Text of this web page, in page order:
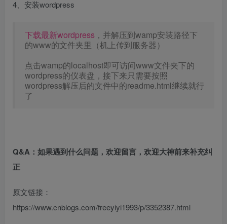
4、安装wordpress
下载最新wordpress ，并解压到wamp安装路径下
的www的文件夹里（机上传到服务器）
点击wamp的localhost即可访问www文件夹下的
wordpress的仪表盘，接下来只需要按照
wordpress解压后的文件中的readme.html继续就行
了
Q&A：如果遇到什么问题，欢迎留言，欢迎大神前来补充纠
正
原文链接：
https://www.cnblogs.com/freeyiyi1993/p/3352387.html